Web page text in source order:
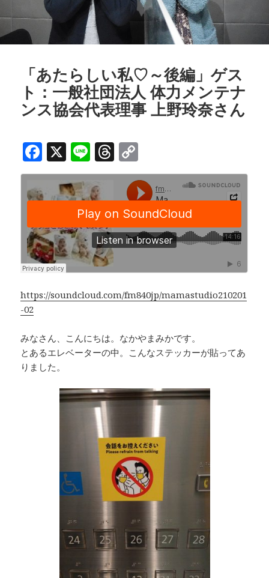
「あたらしい私♡～後編」ゲス
ト：一般社団法人 体力メンテナ
ンス協会代表理事 上野玲奈さん
F
a
c
e
b
o
o
k
X Li
n
e
T
h
e
a
d
s
o
p
y
Li
n
k
https://soundcloud.com/fm840jp/mamastudio210201
-02
みなさん、こんにちは。なかやまみかです。
とあるエレベーターの中。こんなステッカーが貼ってあ
りました。